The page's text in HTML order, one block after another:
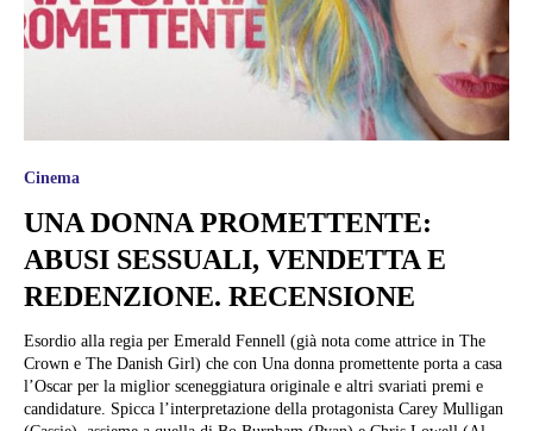
Cinema
UNA DONNA PROMETTENTE:
ABUSI SESSUALI, VENDETTA E
REDENZIONE. RECENSIONE
Esordio alla regia per Emerald Fennell (già nota come attrice in The
Crown e The Danish Girl) che con Una donna promettente porta a casa
l’Oscar per la miglior sceneggiatura originale e altri svariati premi e
candidature. Spicca l’interpretazione della protagonista Carey Mulligan